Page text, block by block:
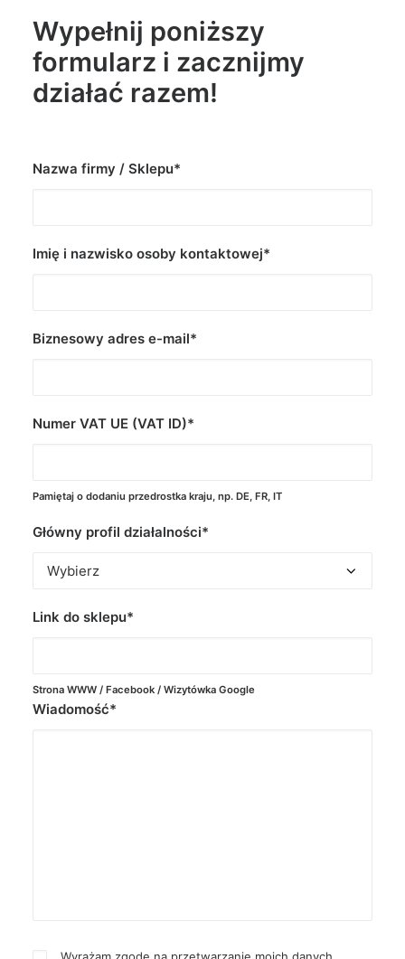
Wypełnij poniższy
formularz i zacznijmy
działać razem!
Nazwa firmy / Sklepu*
Imię i nazwisko osoby kontaktowej*
Biznesowy adres e-mail*
Numer VAT UE (VAT ID)*
Pamiętaj o dodaniu przedrostka kraju, np. DE, FR, IT
Główny profil działalności*
Link do sklepu*
Strona WWW / Facebook / Wizytówka Google
Wiadomość*